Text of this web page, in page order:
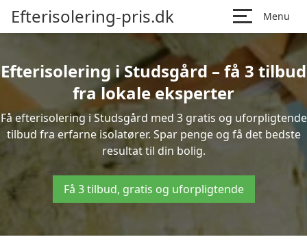
Efterisolering-pris.dk Menu
Efterisolering i Studsgård – få 3 tilbud
fra lokale eksperter
Få efterisolering i Studsgård med 3 gratis og uforpligtende
tilbud fra erfarne isolatører. Spar penge og få det bedste
resultat til din bolig.
Få 3 tilbud, gratis og uforpligtende